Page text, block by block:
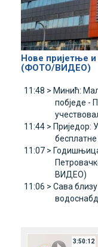
Нове пријетње
(ФОТО/ВИДЕО)
11:48 > Минић:
побједе -
11:44 > Приједор:
11:07 >
ВИДЕО)
11:06 > Сава
3:50:12